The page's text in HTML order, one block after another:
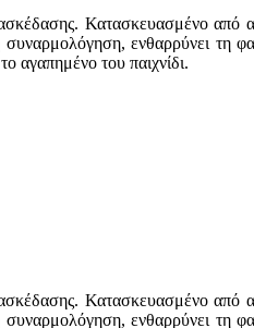
Κατασκευασμένο από
ενθαρρύνει τη
αγαπημένο του παιχνίδι.
Κατασκευασμένο από
ενθαρρύνει τη